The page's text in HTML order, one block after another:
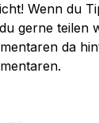
Wenn du
gerne teilen
da